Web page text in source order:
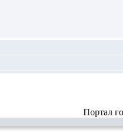
Портал